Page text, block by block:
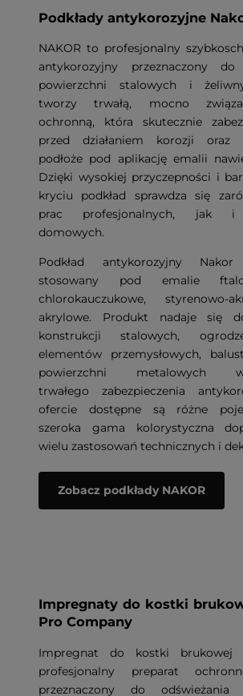
Podkłady antykorozyjne
NAKOR to profesjonalny
antykorozyjny przeznaczony do
powierzchni stalowych i
tworzy trwałą, mocno
ochronną, która skutecznie
przed działaniem korozji oraz
podłoże pod aplikację emalii
Dzięki wysokiej przyczepności i
kryciu podkład sprawdza się
prac profesjonalnych, jak i
domowych.
Podkład antykorozyjny
stosowany pod emalie
chlorokauczukowe, styrenowo-
akrylowe. Produkt nadaje się
konstrukcji stalowych,
elementów przemysłowych,
powierzchni metalowych
trwałego zabezpieczenia
ofercie dostępne są różne
szeroka gama kolorystyczna
wielu zastosowań technicznych i
Zobacz podkłady NAKOR
Impregnaty do kostki
Pro Company
Impregnat do kostki
profesjonalny preparat
przeznaczony do